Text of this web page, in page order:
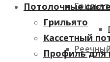
Потолочные
Грильято
Кассетный
Профиль для